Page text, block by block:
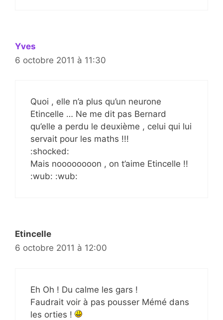
Yves
6 octobre 2011 à 11:30
Quoi , elle n’a plus qu’un neurone
Etincelle … Ne me dit pas Bernard
qu’elle a perdu le deuxième , celui qui lui
servait pour les maths !!!
:shocked:
Mais noooooooon , on t’aime Etincelle !!
:wub: :wub:
Etincelle
6 octobre 2011 à 12:00
Eh Oh ! Du calme les gars !
Faudrait voir à pas pousser Mémé dans
les orties !